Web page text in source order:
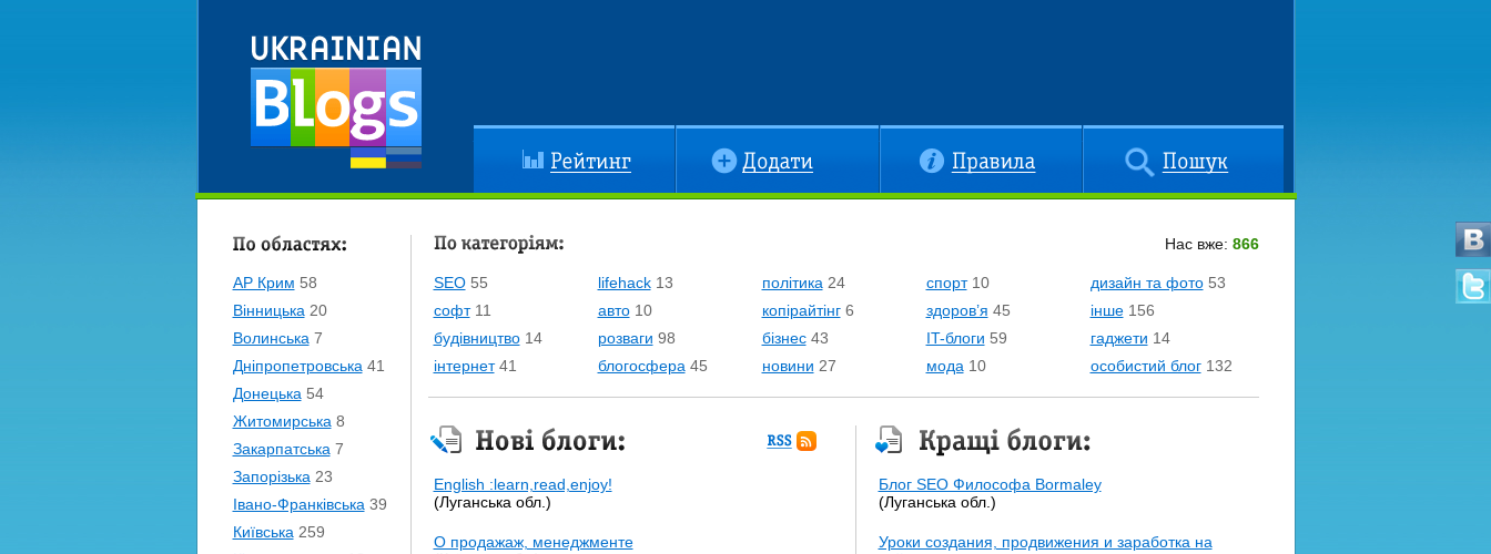
Рейтинг Додати Правила Пошук
По областям:
АР Крим 58
Вінницька 20
Волинська 7
Дніпропетровська 41
Донецька 54
Житомирська 8
Закарпатська 7
Запорізька 23
Івано-Франківська 39
Київська 259
Нас вже: 866
По категоріям:
SEO55 lifehack13 політика 24 спорт10 дизайн та фото53
софт11 авто10 копірайтінг6 здоров’я 45 інше156
будівництво14 розваги 98 бізнес43 IT-блоги 59 гаджети 14
інтернет41 блогосфера 45 новини 27 мода 10 особистий блог132
Нові блоги:
RSS
English :learn,read,enjoy!
(Луганська обл.)
О продажаж, менеджменте
Кращі блоги:
Блог SEO Философа Bormaley
(Луганська обл.)
Уроки создания, продвижения и заработка на